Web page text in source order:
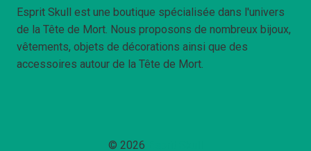
Esprit Skull est une boutique spécialisée dans l'univers
de la Tête de Mort. Nous proposons de nombreux bijoux,
vêtements, objets de décorations ainsi que des
accessoires autour de la Tête de Mort.
© 2026